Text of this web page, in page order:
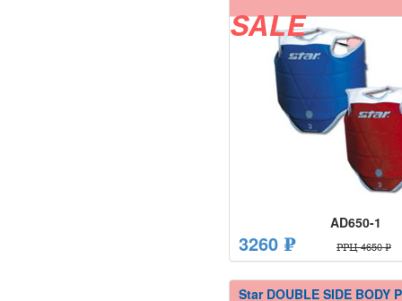
SALE
AD650-1
3260 ₽ РРЦ 4650 ₽
Star DOUBLE SIDE BODY